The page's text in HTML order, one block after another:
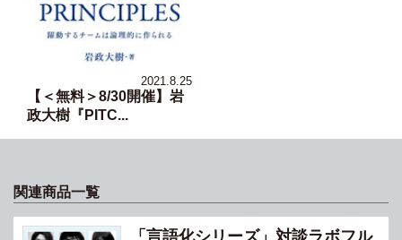
2021.8.25
【＜無料＞8/30開催】岩
政大樹『PITC...
関連商品一覧